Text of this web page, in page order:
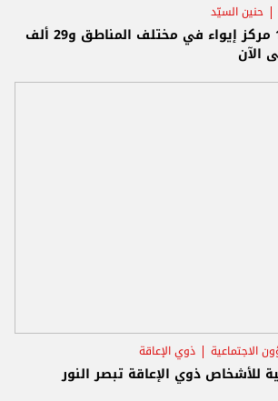
حنين السيّد
وزيرة الشؤون: 171 مركز إيواء في مختلف المناطق و29 ألف
الآن
الاجتماعية ذوي الإعاقة
للأشخاص ذوي الإعاقة تبصر النور